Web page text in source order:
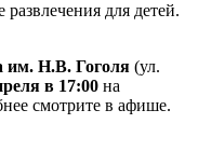
для детей.
им. Н.В. Гоголя (ул.
в 17:00 на
смотрите в афише.